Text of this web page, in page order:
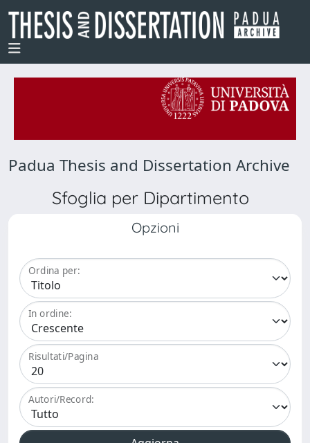
Padua Thesis and Dissertation Archive
Sfoglia per Dipartimento
Opzioni
Ordina per:
In ordine:
Risultati/Pagina
Autori/Record: